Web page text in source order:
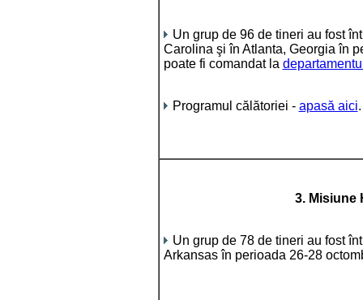
Un grup de 96 de tineri au fost
Carolina şi în Atlanta, Georgia în
poate fi comandat la
Programul călătoriei - apasă aici.
3. Misiune
Un grup de 78 de tineri au fost
Arkansas în perioada 26-28